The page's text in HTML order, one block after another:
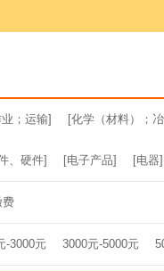
业；运输] [化学（材料）；
、硬件] [电子产品] [电器]
费
-3000元 3000元-5000元